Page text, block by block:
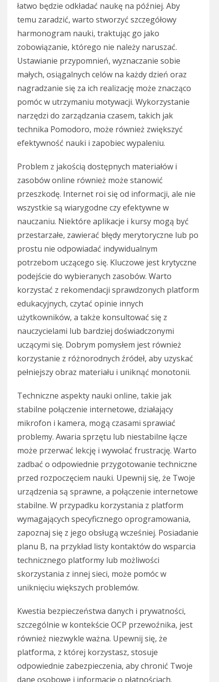
łatwo będzie odkładać naukę na później. Aby
temu zaradzić, warto stworzyć szczegółowy
harmonogram nauki, traktując go jako
zobowiązanie, którego nie należy naruszać.
Ustawianie przypomnień, wyznaczanie sobie
małych, osiągalnych celów na każdy dzień oraz
nagradzanie się za ich realizację może znacząco
pomóc w utrzymaniu motywacji. Wykorzystanie
narzędzi do zarządzania czasem, takich jak
technika Pomodoro, może również zwiększyć
efektywność nauki i zapobiec wypaleniu.
Problem z jakością dostępnych materiałów i
zasobów online również może stanowić
przeszkodę. Internet roi się od informacji, ale nie
wszystkie są wiarygodne czy efektywne w
nauczaniu. Niektóre aplikacje i kursy mogą być
przestarzałe, zawierać błędy merytoryczne lub po
prostu nie odpowiadać indywidualnym
potrzebom uczącego się. Kluczowe jest krytyczne
podejście do wybieranych zasobów. Warto
korzystać z rekomendacji sprawdzonych platform
edukacyjnych, czytać opinie innych
użytkowników, a także konsultować się z
nauczycielami lub bardziej doświadczonymi
uczącymi się. Dobrym pomysłem jest również
korzystanie z różnorodnych źródeł, aby uzyskać
pełniejszy obraz materiału i uniknąć monotonii.
Techniczne aspekty nauki online, takie jak
stabilne połączenie internetowe, działający
mikrofon i kamera, mogą czasami sprawiać
problemy. Awaria sprzętu lub niestabilne łącze
może przerwać lekcję i wywołać frustrację. Warto
zadbać o odpowiednie przygotowanie techniczne
przed rozpoczęciem nauki. Upewnij się, że Twoje
urządzenia są sprawne, a połączenie internetowe
stabilne. W przypadku korzystania z platform
wymagających specyficznego oprogramowania,
zapoznaj się z jego obsługą wcześniej. Posiadanie
planu B, na przykład listy kontaktów do wsparcia
technicznego platformy lub możliwości
skorzystania z innej sieci, może pomóc w
uniknięciu większych problemów.
Kwestia bezpieczeństwa danych i prywatności,
szczególnie w kontekście OCP przewoźnika, jest
również niezwykle ważna. Upewnij się, że
platforma, z której korzystasz, stosuje
odpowiednie zabezpieczenia, aby chronić Twoje
dane osobowe i informacje o płatnościach.